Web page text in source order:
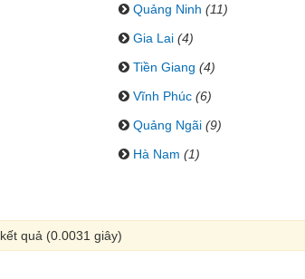
Quảng Ninh (11)
Gia Lai (4)
Tiền Giang (4)
Vĩnh Phúc (6)
Quảng Ngãi (9)
Hà Nam (1)
kết quả (0.0031 giây)